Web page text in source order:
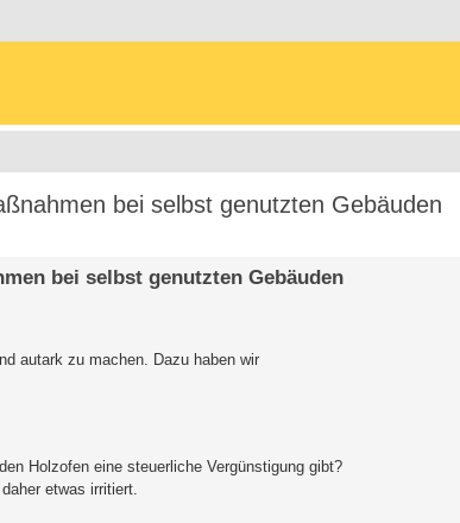
bei selbst genutzten Gebäuden
bei selbst genutzten Gebäuden
autark zu machen. Dazu haben wir
Holzofen eine steuerliche Vergünstigung gibt?
etwas irritiert.